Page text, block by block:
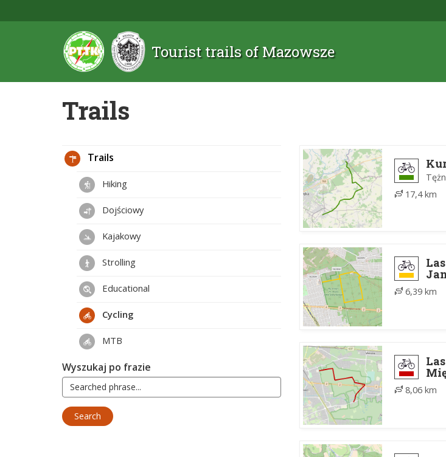
Tourist trails of Mazowsze
Trails
17,4 km
6,39 km
8,06 km
Trails
Hiking
Dojściowy
Kajakowy
Strolling
Educational
Cycling
MTB
Wyszukaj po frazie